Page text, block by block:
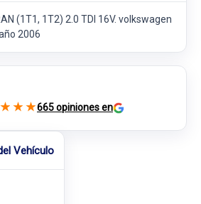
Vehículo
(1T1, 1T2) 2.0 TDI 16V. volkswagen
2006
★ ★ ★665 opiniones en